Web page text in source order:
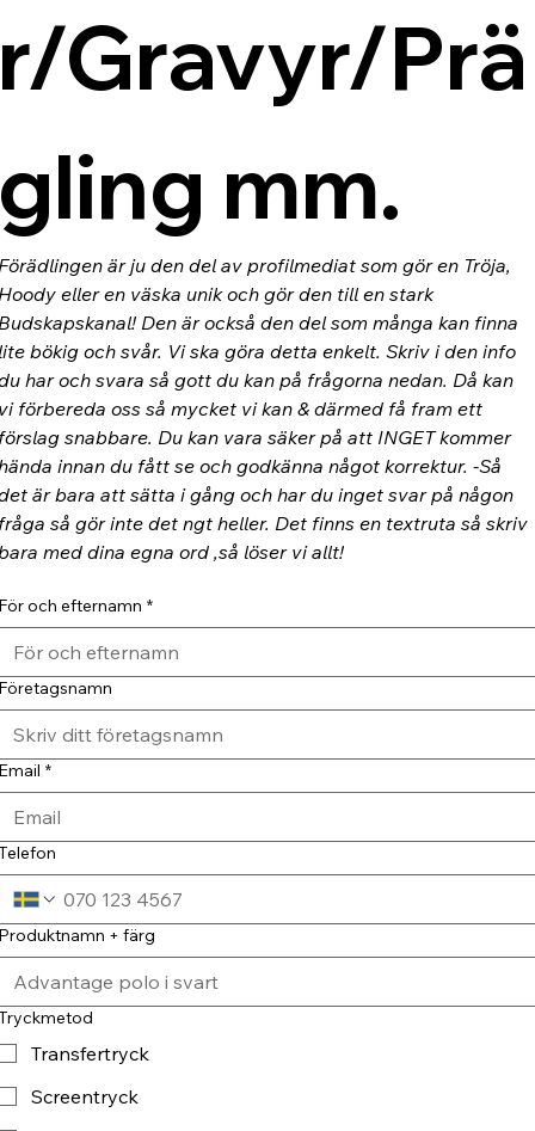
Gravyr/Prä
mm.
är ju den del av profilmediat som gör en Tröja,
eller en väska unik och gör den till en stark
Den är också den del som många kan finna
bökig och svår. Vi ska göra detta enkelt. Skriv i den info
har och svara så gott du kan på frågorna nedan. Då kan
förbereda oss så mycket vi kan & därmed få fram ett
snabbare. Du kan vara säker på att INGET kommer
innan du fått se och godkänna något korrektur. -Så
är bara att sätta i gång och har du inget svar på någon
så gör inte det ngt heller. Det finns en textruta så skriv
med dina egna ord ,så löser vi allt!
och efternamn *
*
+ färg
Transfertryck
Screentryck